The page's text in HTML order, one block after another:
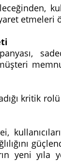
etmeleri
kritik
yeni